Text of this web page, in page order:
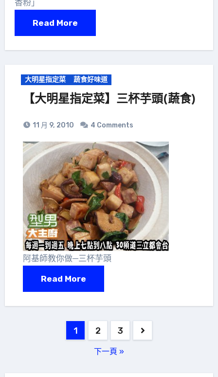
香粉」
Read More
大明星指定菜 蔬食好味道
【大明星指定菜】三杯芋頭(蔬食)
11 月 9, 2010 4 Comments
阿基師教你做─三杯芋頭
Read More
1 2 3
下一頁 »